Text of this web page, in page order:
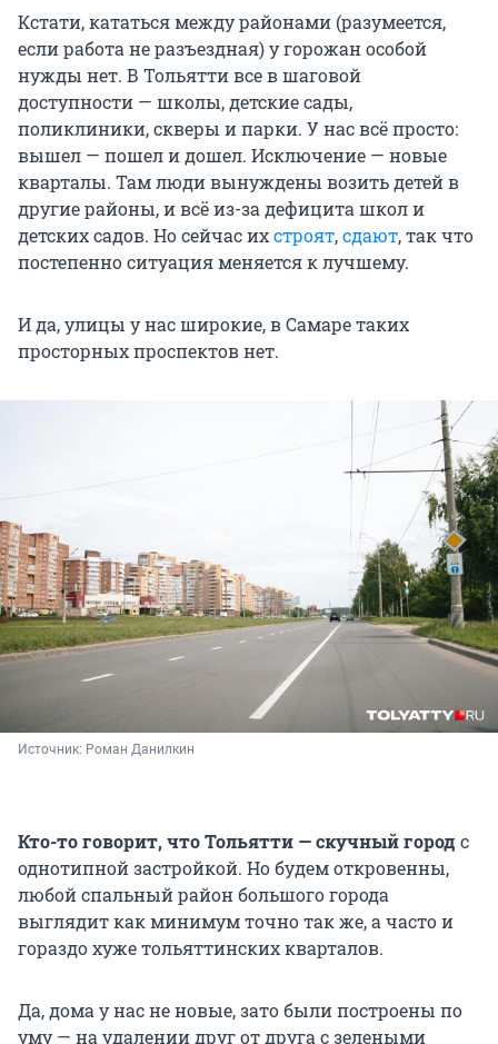
Кстати, кататься между районами (разумеется,
если работа не разъездная) у горожан особой
нужды нет. В Тольятти все в шаговой
доступности — школы, детские сады,
поликлиники, скверы и парки. У нас всё просто:
вышел — пошел и дошел. Исключение — новые
кварталы. Там люди вынуждены возить детей в
другие районы, и всё из-за дефицита школ и
детских садов. Но сейчас ихстроят,сдают, так что
постепенно ситуация меняется к лучшему.
И да, улицы у нас широкие, в Самаре таких
просторных проспектов нет.
Источник: Роман Данилкин
Кто-то говорит, что Тольятти — скучный город с
однотипной застройкой. Но будем откровенны,
любой спальный район большого города
выглядит как минимум точно так же, а часто и
гораздо хуже тольяттинских кварталов.
Да, дома у нас не новые, зато были построены по
уму — на удалении друг от друга с зелеными